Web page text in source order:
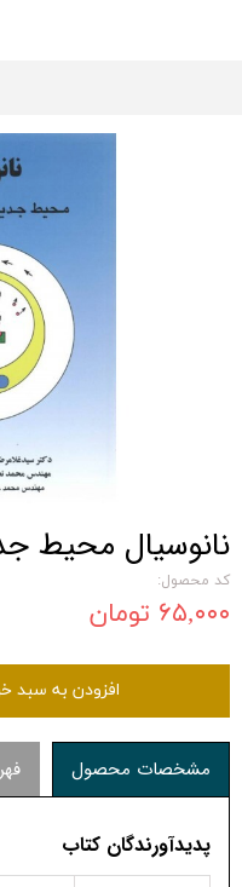
نانوسیال محیط
کد محصول:
۶۵,۰۰۰ تومان
افزودن به سبد
مشخصات محصول
پدیدآورندگان کتاب